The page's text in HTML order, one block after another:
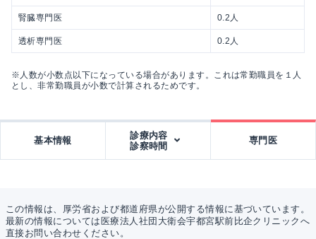
腎臓専門医 0.2人
透析専門医 0.2人
※人数が小数点以下になっている場合があります。これは常勤職員を１人
とし、非常勤職員が小数で計算されるためです。
基本情報
診療内容
診察時間
専門医
この情報は、厚労省および都道府県が公開する情報に基づいています。
最新の情報については医療法人社団大衛会宇都宮駅前比企クリニックへ
直接お問い合わせください。